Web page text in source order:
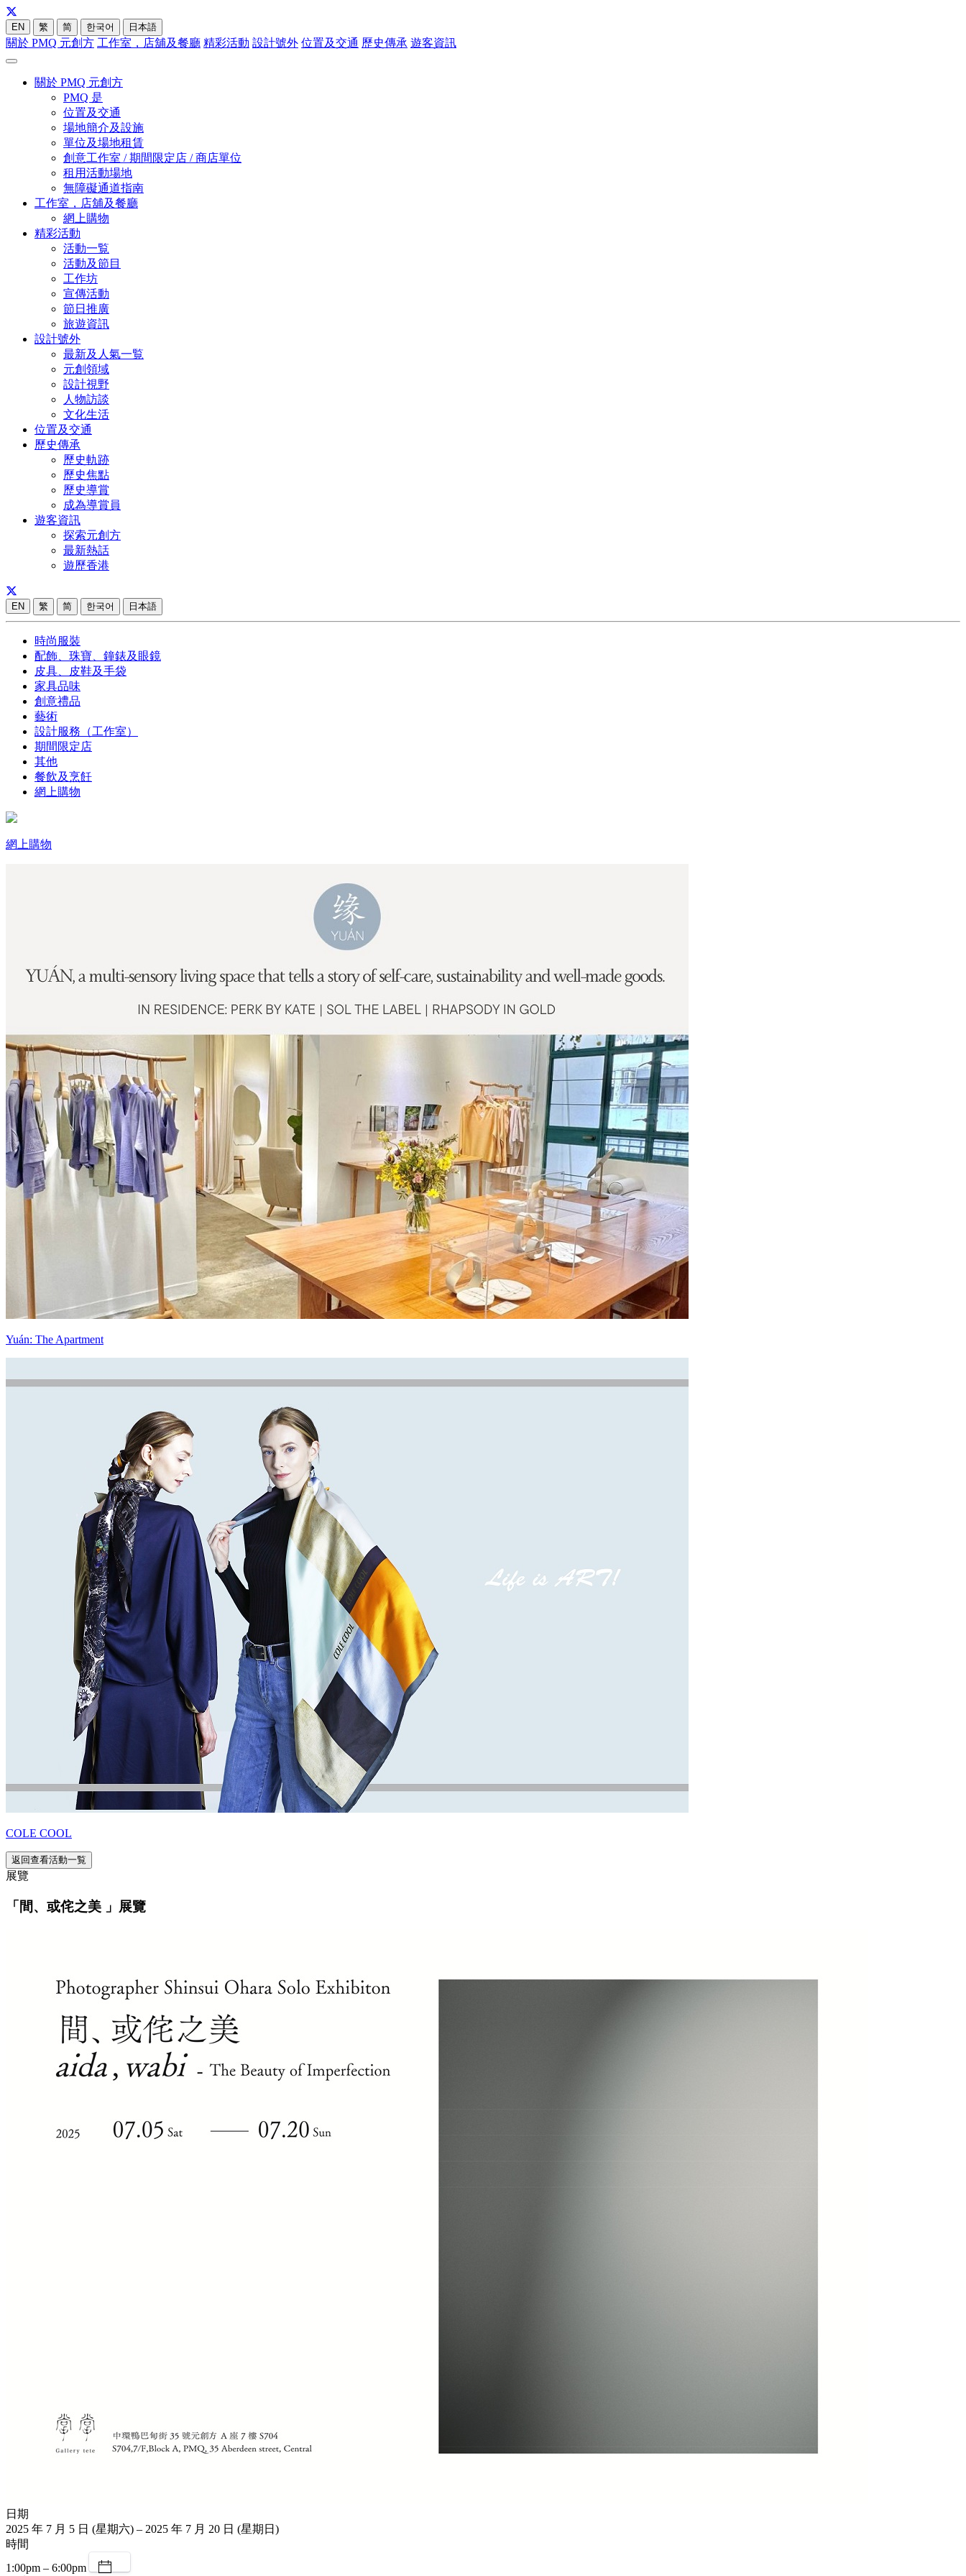
EN 繁 简 한국어 日本語
關於 PMQ 元創方 工作室，店舖及餐廳 精彩活動 設計號外 位置及交通 歷史傳承 遊客資訊
關於 PMQ 元創方
PMQ 是
位置及交通
場地簡介及設施
單位及場地租賃
創意工作室 / 期間限定店 / 商店單位
租用活動場地
無障礙通道指南
工作室，店舖及餐廳
網上購物
精彩活動
活動一覧
活動及節目
工作坊
宣傳活動
節日推廣
旅遊資訊
設計號外
最新及人氣一覧
元創領域
設計視野
人物訪談
文化生活
位置及交通
歷史傳承
歷史軌跡
歷史焦點
歷史導賞
成為導賞員
遊客資訊
探索元創方
最新熱話
遊歷香港
EN 繁 简 한국어 日本語
時尚服裝
配飾、珠寶、鐘錶及眼鏡
皮具、皮鞋及手袋
家具品味
創意禮品
藝術
設計服務（工作室）
期間限定店
其他
餐飲及烹飪
網上購物
網上購物
Yuán: The Apartment
COLE COOL
返回查看活動一覧
展覽
「間、或侘之美 」展覽
日期
2025 年 7 月 5 日 (星期六) – 2025 年 7 月 20 日 (星期日)
時間
1:00pm – 6:00pm